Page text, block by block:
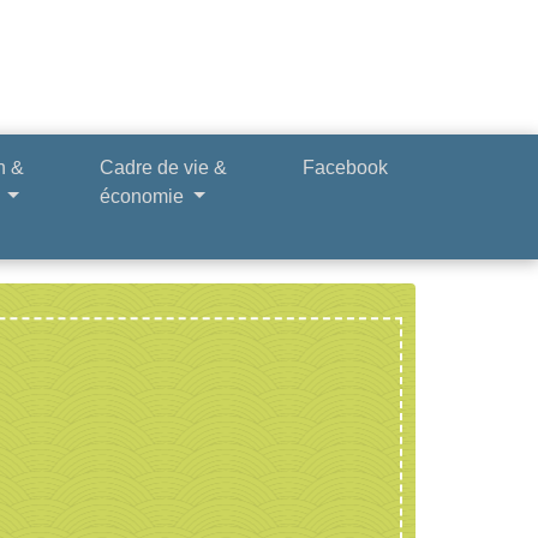
&
Cadre de vie &
économie
Facebook